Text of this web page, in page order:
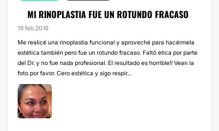
MI RINOPLASTIA FUE UN ROTUNDO FRACASO
19 feb 2016
Me realicé una rinoplastia funcional y aproveché para hacérmela
estética también pero fue un rotundo fracaso. Faltó ética por parte
del Dr. y no fue nada profesional. El resultado es horrible!! Vean la
foto por favor. Cero estética y sigo respir...